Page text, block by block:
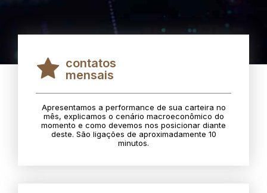
contatos
mensais
Apresentamos a performance de sua carteira no
mês, explicamos o cenário macroeconômico do
momento e como devemos nos posicionar diante
deste. São ligações de aproximadamente 10
minutos.